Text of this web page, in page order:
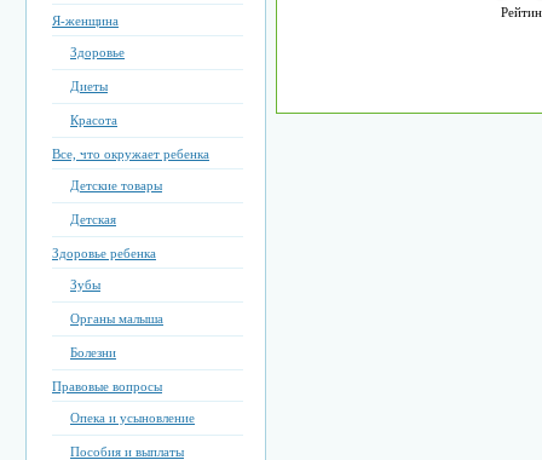
Я-женщина
Здоровье
Диеты
Красота
Все, что окружает ребенка
Детские товары
Детская
Здоровье ребенка
Зубы
Органы малыша
Болезни
Правовые вопросы
Опека и усыновление
Пособия и выплаты